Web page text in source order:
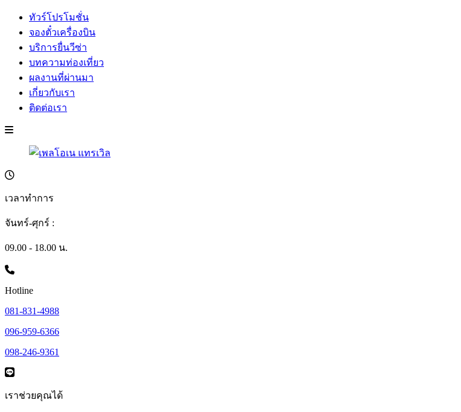
ทัวร์โปรโมชั่น
จองตั๋วเครื่องบิน
บริการยื่นวีซ่า
บทความท่องเที่ยว
ผลงานที่ผ่านมา
เกี่ยวกับเรา
ติดต่อเรา
เวลาทำการ
จันทร์-ศุกร์ :
09.00 - 18.00 น.
Hotline
081-831-4988
096-959-6366
098-246-9361
เราช่วยคุณได้